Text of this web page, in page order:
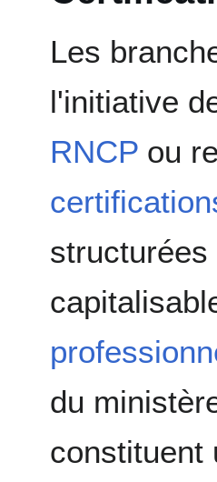
Les
l'initiative
RNCP ou
du
constituent